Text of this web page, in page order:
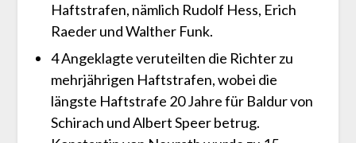
Haftstrafen, nämlich Rudolf Hess, Erich
Raeder und Walther Funk.
4 Angeklagte veruteilten die Richter zu
mehrjährigen Haftstrafen, wobei die
längste Haftstrafe 20 Jahre für Baldur von
Schirach und Albert Speer betrug.